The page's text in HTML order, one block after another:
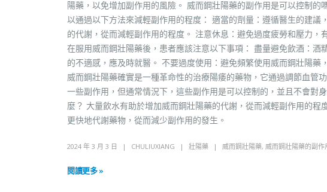
陽藥，以免增加副作用的風險。 威而鋼壯陽藥的副作用是可以控制
以通過以下方法來減輕副作用的程度： 適當的劑量：遵循醫生的建
的代謝，從而減輕副作用的程度。 注意休息：避免過度疲勞和壓力
在服用威而鋼壯陽藥後，患者應該注意以下事項： 盡量避免飲酒：
的不適感，應及時就醫。 不要過度使用：避免頻繁使用威而鋼壯陽
威而鋼壯陽藥確實是一種革命性的治療陽痿的藥物，它通過調節血管
一些副作用，但通常情況下，這些副作用是可以控制的，並且不會對
麼？ 大量飲水有助於增加威而鋼壯陽藥的代謝，從而減輕副作用的
更快地代謝藥物，從而減少副作用的發生。
2024 年 3 月 3 日 CHULIUXIANG 壯陽藥 威而鋼壯陽藥, 威而鋼壯陽藥的副作
閱讀更多 »